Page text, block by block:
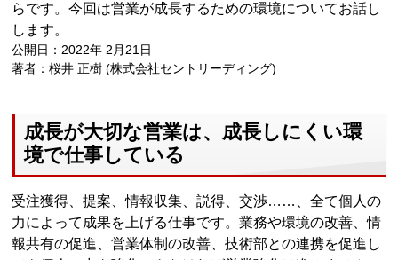
らです。今回は営業が成長するための環境についてお話し
します。
公開日：2022年 2月21日
著者：桜井 正樹 (株式会社セントリーディング)
成長が大切な営業は、成長しにくい環
境で仕事している
受注獲得、提案、情報収集、説得、交渉……、全て個人の
力によって成果を上げる仕事です。業務や環境の改善、情
報共有の促進、営業体制の改善、技術部との連携を促進し